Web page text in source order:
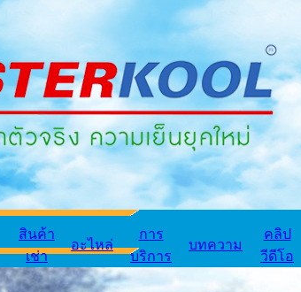
สินค้า
เช่า
อะไหล่
การ
บริการ
บทความ
คลิป
วีดีโอ